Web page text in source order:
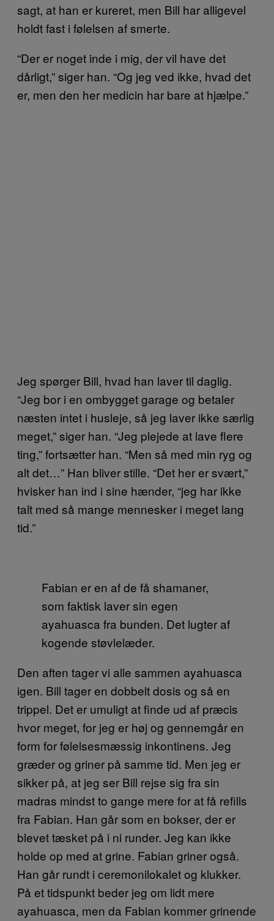
sagt, at han er kureret, men Bill har alligevel
holdt fast i følelsen af smerte.
“Der er noget inde i mig, der vil have det
dårligt,” siger han. “Og jeg ved ikke, hvad det
er, men den her medicin har bare at hjælpe.”
Jeg spørger Bill, hvad han laver til daglig.
“Jeg bor i en ombygget garage og betaler
næsten intet i husleje, så jeg laver ikke særlig
meget,” siger han. “Jeg plejede at lave flere
ting,” fortsætter han. “Men så med min ryg og
alt det…” Han bliver stille. “Det her er svært,”
hvisker han ind i sine hænder, “jeg har ikke
talt med så mange mennesker i meget lang
tid.”
Fabian er en af de få shamaner,
som faktisk laver sin egen
ayahuasca fra bunden. Det lugter af
kogende støvlelæder.
Den aften tager vi alle sammen ayahuasca
igen. Bill tager en dobbelt dosis og så en
trippel. Det er umuligt at finde ud af præcis
hvor meget, for jeg er høj og gennemgår en
form for følelsesmæssig inkontinens. Jeg
græder og griner på samme tid. Men jeg er
sikker på, at jeg ser Bill rejse sig fra sin
madras mindst to gange mere for at få refills
fra Fabian. Han går som en bokser, der er
blevet tæsket på i ni runder. Jeg kan ikke
holde op med at grine. Fabian griner også.
Han går rundt i ceremonilokalet og klukker.
På et tidspunkt beder jeg om lidt mere
ayahuasca, men da Fabian kommer grinende